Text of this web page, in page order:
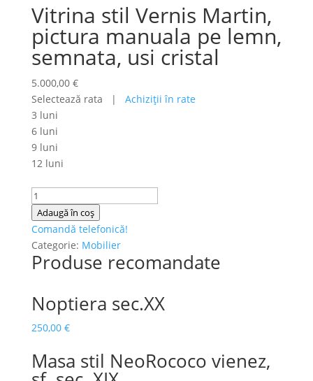
Vitrina stil Vernis Martin,
pictura manuala pe lemn,
semnata, usi cristal
5.000,00 €
Selectează rata | Achiziţii în rate
3 luni
6 luni
9 luni
12 luni
Cantitate
Vitrina
stil
Vernis
Martin,
pe
lemn,
usi
cristal
Adaugă în coș
Comandă telefonică!
Categorie: Mobilier
Produse recomandate
Noptiera sec.XX
250,00 €
Masa stil NeoRococo vienez,